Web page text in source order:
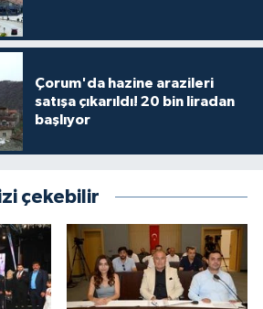
Çorum'da hazine arazileri
satışa çıkarıldı! 20 bin liradan
başlıyor
çekebilir